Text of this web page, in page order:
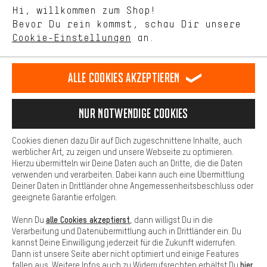
Deutsch
DE english
EN español
ES français
FR
VERTRAG WIDERRUFEN Aachener Community Affiliateprogramm
Datenschutz Allgemeine Geschäftsbedingungen
Hinweisgebersystem Hinweise zur Batterieentsorgung
Cookie-Einstellungen Kontrast ändern
Alle Preise verstehen sich in Euro und exkl. MwSt zuzüglich
Versandkostenfür Lieferung nachUSA.
Hi, willkommen zum Shop!
Bevor Du rein kommst, schau Dir unsere
Cookie-Einstellungen an.
selbst Einfluss auf die Verbesserung unserer Webseite und
unseres Shop-Angebots.
Dein Shopping-Erlebnis wird komfortabler. Mit Komfort-Cookies
stellen wir Verknüpfungen zu Social Media Plattformen her. So
können wir dir weitere nützliche Inhalte und Informationen zur
Verfügung stellen. Zudem hast du die Möglichkeit zusätzliche
Services zu nutzen, die es dir erleichtern die richtigen Produkte zu
finden. Beispielsweise bieten wir eine Chat-Funktion an, damit
Fragen schnell und unkompliziert beantwortet werden können.
Basis
Basis-Cookies gewährleisten, dass Du unsere Webseite
grundsätzlich nutzen kannst.
Alle Cookies akzeptieren
Nur Notwendige Cookies
Cookies dienen dazu Dir auf Dich zugeschnittene Inhalte, auch
werblicher Art, zu zeigen und unsere Webseite zu optimieren.
Hierzu übermitteln wir Deine Daten auch an Dritte, die die Daten
verwenden und verarbeiten. Dabei kann auch eine Übermittlung
Deiner Daten in Drittländer ohne Angemessenheitsbeschluss oder
geeignete Garantie erfolgen.
Wenn Du alle Cookies akzeptierst , dann willigst Du in die
Verarbeitung und Datenübermittlung auch in Drittländer ein. Du
kannst Deine Einwilligung jederzeit für die Zukunft widerrufen.
Dann ist unsere Seite aber nicht optimiert und einige Features
fallen aus. Weitere Infos auch zu Widerrufsrechten erhältst Du hier